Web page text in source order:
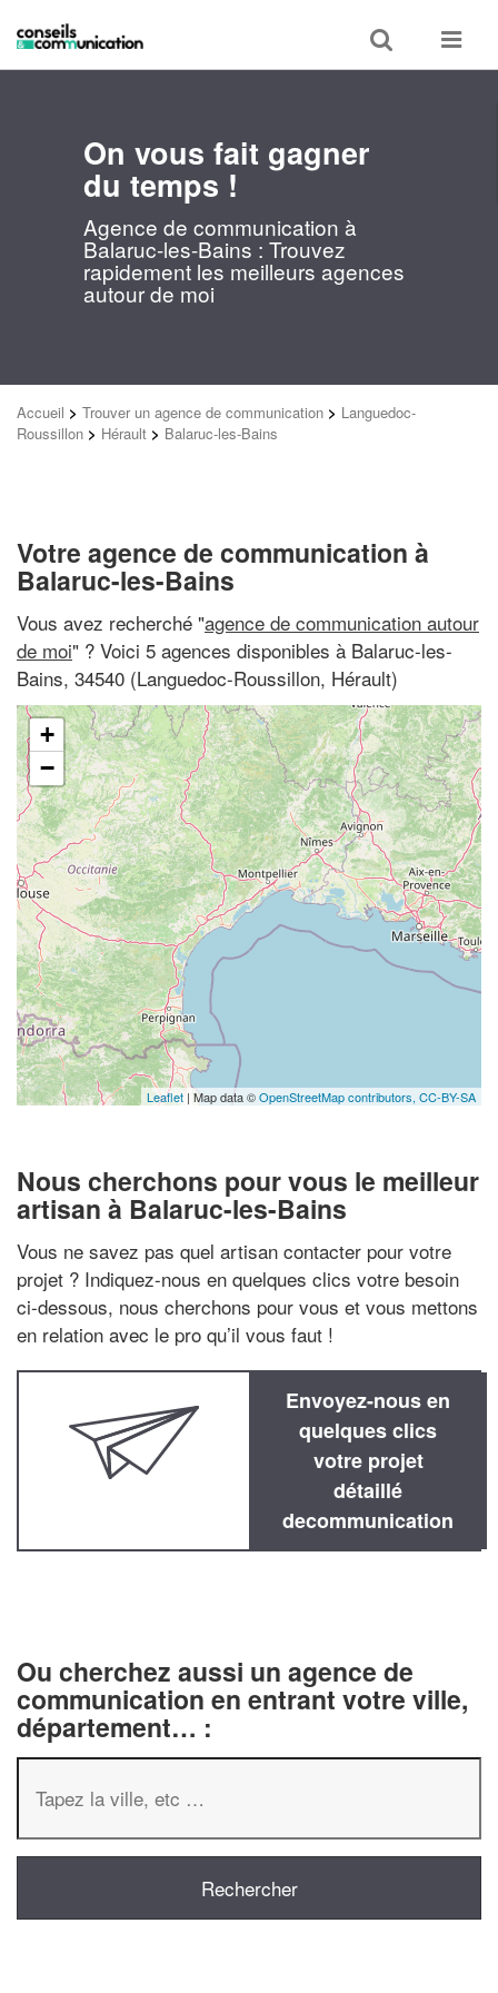
Toggle
search
Toggle
On vous fait gagner
du temps !
Agence de communication à
Balaruc-les-Bains : Trouvez
rapidement les meilleurs agences
autour de moi
Accueil > Trouver un agence de communication > Languedoc-
Roussillon > Hérault > Balaruc-les-Bains
Votre agence de communication à
Balaruc-les-Bains
Vous avez recherché "agence de communication autour
de moi" ? Voici 5 agences disponibles à Balaruc-les-
Bains, 34540 (Languedoc-Roussillon, Hérault)
+
−
Leaflet | Map data ©OpenStreetMap contributors, CC-BY-SA
Nous cherchons pour vous le meilleur
artisan à Balaruc-les-Bains
Vous ne savez pas quel artisan contacter pour votre
projet ? Indiquez-nous en quelques clics votre besoin
ci-dessous, nous cherchons pour vous et vous mettons
en relation avec le pro qu’il vous faut !
Envoyez-nous en
quelques clics
votre projet
détaillé
decommunication
Ou cherchez aussi un agence de
communication en entrant votre ville,
département… :